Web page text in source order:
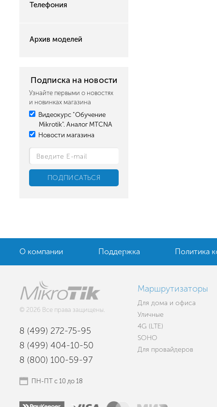
Телефония
Архив моделей
Подписка на новости
Узнайте первыми о новостях
и новинках магазина
Видеокурс "Обучение
Mikrotik". Аналог MTCNA
Новости магазина
О компании Поддержка Политика
© 2026 Все права защищены.
8 (499) 272-75-95
8 (499) 404-10-50
8 (800) 100-59-97
ПН-ПТ с 10 до 18
Маршрутизаторы
Для дома и офиса
Уличные
4G (LTE)
SOHO
Для провайдеров